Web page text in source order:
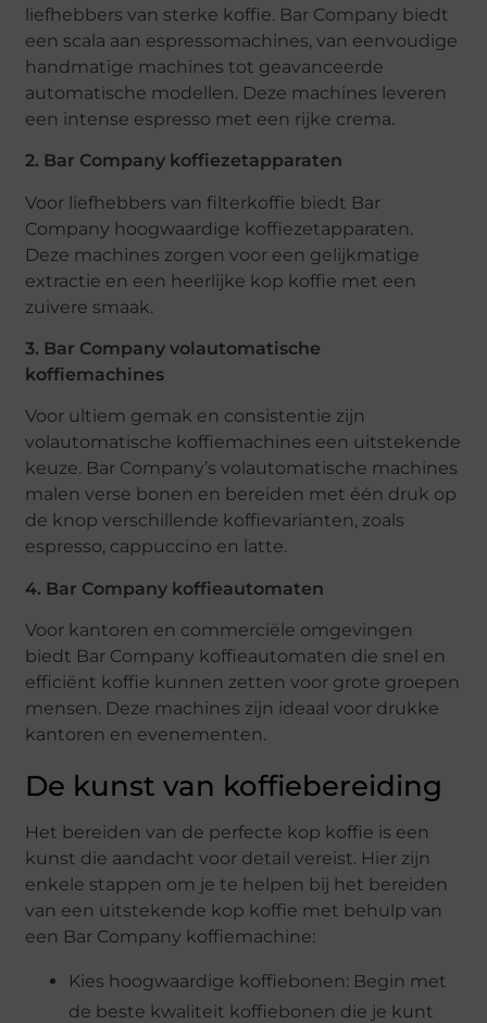
liefhebbers van sterke koffie. Bar Company biedt
een scala aan espressomachines, van eenvoudige
handmatige machines tot geavanceerde
automatische modellen. Deze machines leveren
een intense espresso met een rijke crema.
2. Bar Company koffiezetapparaten
Voor liefhebbers van filterkoffie biedt Bar
Company hoogwaardige koffiezetapparaten.
Deze machines zorgen voor een gelijkmatige
extractie en een heerlijke kop koffie met een
zuivere smaak.
3. Bar Company volautomatische
koffiemachines
Voor ultiem gemak en consistentie zijn
volautomatische koffiemachines een uitstekende
keuze. Bar Company’s volautomatische machines
malen verse bonen en bereiden met één druk op
de knop verschillende koffievarianten, zoals
espresso, cappuccino en latte.
4. Bar Company koffieautomaten
Voor kantoren en commerciële omgevingen
biedt Bar Company koffieautomaten die snel en
efficiënt koffie kunnen zetten voor grote groepen
mensen. Deze machines zijn ideaal voor drukke
kantoren en evenementen.
De kunst van koffiebereiding
Het bereiden van de perfecte kop koffie is een
kunst die aandacht voor detail vereist. Hier zijn
enkele stappen om je te helpen bij het bereiden
van een uitstekende kop koffie met behulp van
een Bar Company koffiemachine:
Kies hoogwaardige koffiebonen: Begin met
de beste kwaliteit koffiebonen die je kunt